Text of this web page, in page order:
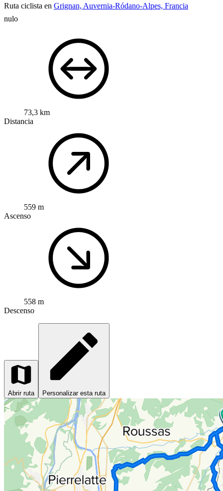
Ruta ciclista en Grignan, Auvernia-Ródano-Alpes, Francia
nulo
73,3 km
Distancia
559 m
Ascenso
558 m
Descenso
Abrir ruta Personalizar esta ruta